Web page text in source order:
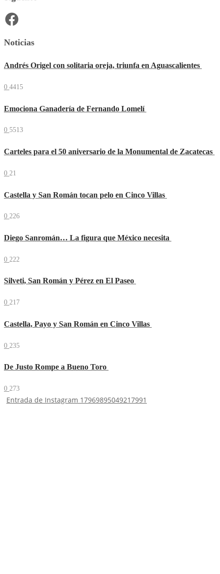
Facebook
Noticias
Andrés Origel con solitaria oreja, triunfa en Aguascalientes
0 4415
Emociona Ganadería de Fernando Lomelí
0 5513
Carteles para el 50 aniversario de la Monumental de Zacatecas
0 21
Castella y San Román tocan pelo en Cinco Villas
0 226
Diego Sanromán… La figura que México necesita
0 222
Silveti, San Román y Pérez en El Paseo
0 217
Castella, Payo y San Román en Cinco Villas
0 235
De Justo Rompe a Bueno Toro
0 273
Entrada de Instagram 17969895049217991